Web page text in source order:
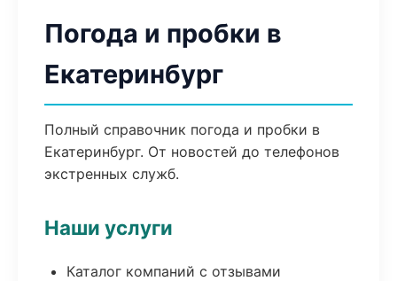
Погода и пробки в
Екатеринбург
Полный справочник погода и пробки в
Екатеринбург. От новостей до телефонов
экстренных служб.
Наши услуги
Каталог компаний с отзывами